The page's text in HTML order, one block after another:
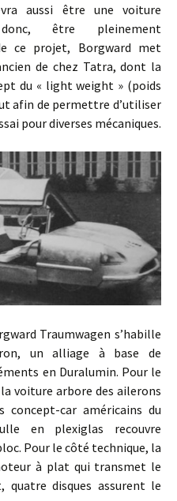
aussi être une voiture
être pleinement
ce projet, Borgward met
de chez Tatra, dont la
du « light weight » (poids
afin de permettre d’utiliser
pour diverses mécaniques.
Traumwagen s’habille
un alliage à base de
en Duralumin. Pour le
voiture arbore des ailerons
concept-car américains du
en plexiglas recouvre
Pour le côté technique, la
à plat qui transmet le
quatre disques assurent le